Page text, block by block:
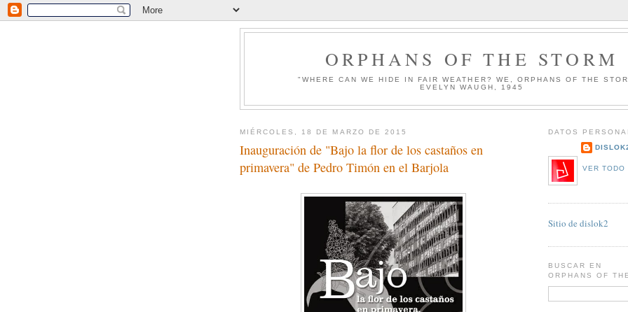
ORPHANS OF THE STORM
"WHERE CAN WE HIDE IN FAIR WEATHER? WE, ORPHANS OF THE
EVELYN WAUGH, 1945
MIÉRCOLES, 18 DE MARZO DE 2015
Inauguración de "Bajo la flor de los castaños en
primavera" de Pedro Timón en el Barjola
DATOS
VER
Sitio de dislok2
BUSCAR EN
ORPHANS OF